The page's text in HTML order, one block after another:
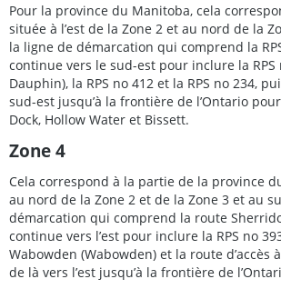
Pour la province du Manitoba, cela
située à l’est de la Zone 2 et au nord de la
la ligne de démarcation qui comprend la
continue vers le sud-est pour inclure la RPS
Dauphin), la RPS no 412 et la RPS no 234,
sud-est jusqu’à la frontière de l’Ontario
Dock, Hollow Water et Bissett.
Zone 4
Cela correspond à la partie de la province
au nord de la Zone 2 et de la Zone 3 et au
démarcation qui comprend la route
continue vers l’est pour inclure la RPS no
Wabowden (Wabowden) et la route d’accès
de là vers l’est jusqu’à la frontière de